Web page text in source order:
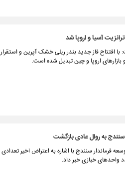
آسیا و اروپا شد
با افتتاح فاز جدید بندر ریلی خشک آپرین و
و بازارهای اروپا و چین تبدیل شده است.
به روال عادی بازگشت
فرماندار سنندج با اشاره به اعتراض اخیر
واحدهای خبازی خبر داد.